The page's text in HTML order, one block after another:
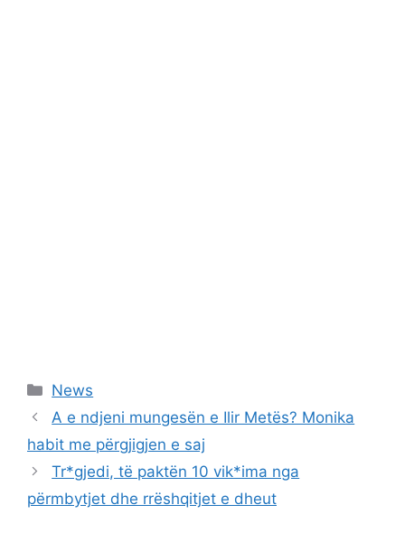
Categories
News
A e ndjeni mungesën e Ilir Metës? Monika
habit me përgjigjen e saj
Tr*gjedi, të paktën 10 vik*ima nga
përmbytjet dhe rrëshqitjet e dheut